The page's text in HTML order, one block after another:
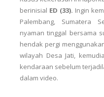
berinisial ED (33). Ingin
Palembang, Sumatera
nyaman tinggal bersama
hendak pergi
wilayah Desa Jati,
kendaraan sebelum
dalam video.